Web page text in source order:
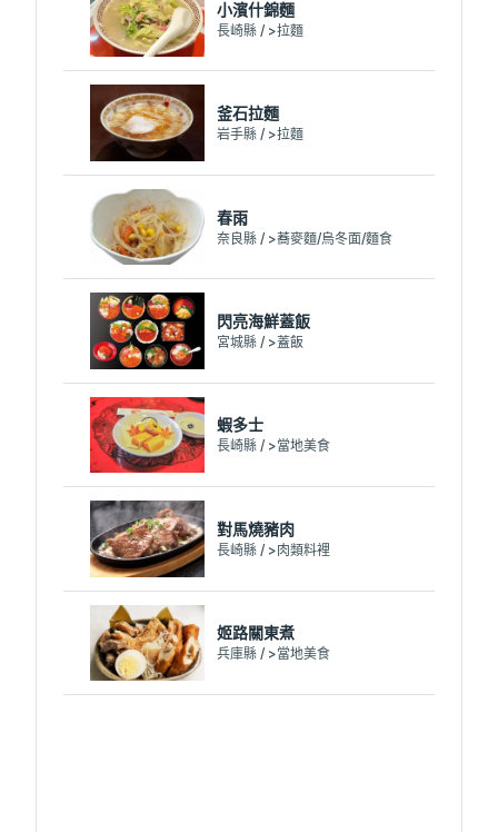
小濱什錦麵
長崎縣 / >拉麵
釜石拉麵
岩手縣 / >拉麵
春雨
奈良縣 / >蕎麥麵/烏冬面/麵食
閃亮海鮮蓋飯
宮城縣 / >蓋飯
蝦多士
長崎縣 / >當地美食
對馬燒豬肉
長崎縣 / >肉類料裡
姬路關東煮
兵庫縣 / >當地美食